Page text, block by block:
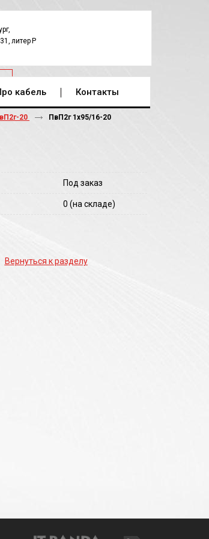
литер Р
кабель Контакты
20 ПвП2г 1х95/16-20
Под заказ
0 (на складе)
Вернуться к разделу